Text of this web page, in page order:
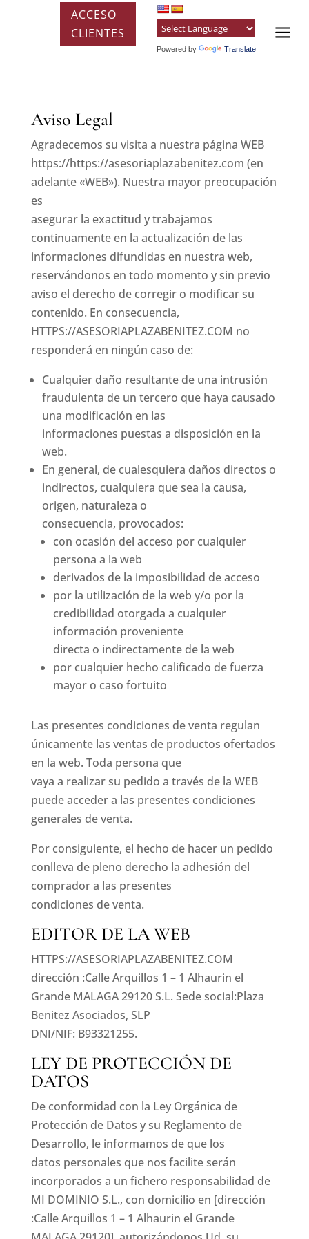
ACCESO
CLIENTES
Powered by Translate
a
Aviso Legal
Agradecemos su visita a nuestra página WEB
https://https://asesoriaplazabenitez.com (en
adelante «WEB»). Nuestra mayor preocupación
es
asegurar la exactitud y trabajamos
continuamente en la actualización de las
informaciones difundidas en nuestra web,
reservándonos en todo momento y sin previo
aviso el derecho de corregir o modificar su
contenido. En consecuencia,
HTTPS://ASESORIAPLAZABENITEZ.COM no
responderá en ningún caso de:
Cualquier daño resultante de una intrusión
fraudulenta de un tercero que haya causado
una modificación en las
informaciones puestas a disposición en la
web.
En general, de cualesquiera daños directos o
indirectos, cualquiera que sea la causa,
origen, naturaleza o
consecuencia, provocados:
con ocasión del acceso por cualquier
persona a la web
derivados de la imposibilidad de acceso
por la utilización de la web y/o por la
credibilidad otorgada a cualquier
información proveniente
directa o indirectamente de la web
por cualquier hecho calificado de fuerza
mayor o caso fortuito
Las presentes condiciones de venta regulan
únicamente las ventas de productos ofertados
en la web. Toda persona que
vaya a realizar su pedido a través de la WEB
puede acceder a las presentes condiciones
generales de venta.
Por consiguiente, el hecho de hacer un pedido
conlleva de pleno derecho la adhesión del
comprador a las presentes
condiciones de venta.
EDITOR DE LA WEB
HTTPS://ASESORIAPLAZABENITEZ.COM
dirección :Calle Arquillos 1 – 1 Alhaurin el
Grande MALAGA 29120 S.L. Sede social:Plaza
Benitez Asociados, SLP
DNI/NIF: B93321255.
LEY DE PROTECCIÓN DE
DATOS
De conformidad con la Ley Orgánica de
Protección de Datos y su Reglamento de
Desarrollo, le informamos de que los
datos personales que nos facilite serán
incorporados a un fichero responsabilidad de
MI DOMINIO S.L., con domicilio en [dirección
:Calle Arquillos 1 – 1 Alhaurin el Grande